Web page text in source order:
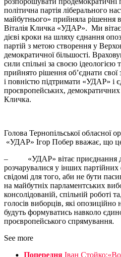
політична партія ліберального
майбутнього» прийняла рішення
Віталія Кличка «УДАР». Ми
дієві кроки на шляху єднання
партій з метою створення у
демократичної більшості.
сили спільні за своєю ідеологією
прийнято рішення об’єднати свої
і повністю підтримати «УДАР» і
проєвропейських, демократичних
Кличка.
Голова Тернопільської обласної
«УДАР» Ігор Побер вважає, що
– «УДАР» вітає приєднання
розчарувалися у інших партійних
свідомі для того, аби не бути
на майбутніх парламентських
консолідованій, спільній роботі
голосів виборців, які опозиційно
будуть формуватись навколо
проєвропейського спрямування.
See more
Попередня Іван